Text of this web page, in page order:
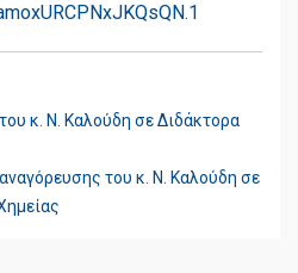
κ. Ν. Καλούδη σε Διδάκτορα
του κ. Ν. Καλούδη σε